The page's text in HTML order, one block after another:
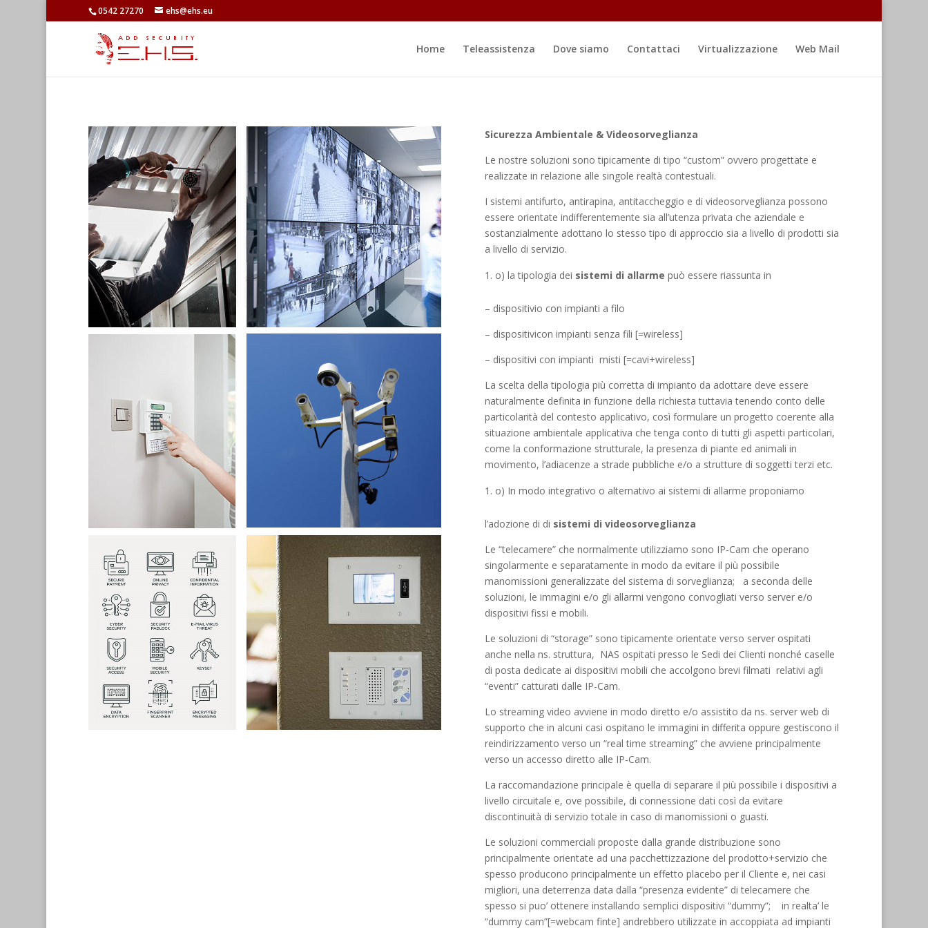
0542 27270 ehs@ehs.eu
Home Teleassistenza Dove siamo Contattaci Virtualizzazione Web Mail
Sicurezza Ambientale & Videosorveglianza
Le nostre soluzioni sono tipicamente di tipo “custom” ovvero progettate e
realizzate in relazione alle singole realtà contestuali.
I sistemi antifurto, antirapina, antitaccheggio e di videosorveglianza possono
essere orientate indifferentemente sia all’utenza privata che aziendale e
sostanzialmente adottano lo stesso tipo di approccio sia a livello di prodotti sia
a livello di servizio.
o) la tipologia dei sistemi di allarme può essere riassunta in
– dispositivio con impianti a filo
– dispositivicon impianti senza fili [=wireless]
– dispositivi con impianti misti [=cavi+wireless]
La scelta della tipologia più corretta di impianto da adottare deve essere
naturalmente definita in funzione della richiesta tuttavia tenendo conto delle
particolarità del contesto applicativo, così formulare un progetto coerente alla
situazione ambientale applicativa che tenga conto di tutti gli aspetti particolari,
come la conformazione strutturale, la presenza di piante ed animali in
movimento, l’adiacenze a strade pubbliche e/o a strutture di soggetti terzi etc.
o) In modo integrativo o alternativo ai sistemi di allarme proponiamo
l’adozione di di sistemi di videosorveglianza
Le “telecamere” che normalmente utilizziamo sono IP-Cam che operano
singolarmente e separatamente in modo da evitare il più possibile
manomissioni generalizzate del sistema di sorveglianza; a seconda delle
soluzioni, le immagini e/o gli allarmi vengono convogliati verso server e/o
dispositivi fissi e mobili.
Le soluzioni di “storage” sono tipicamente orientate verso server ospitati
anche nella ns. struttura, NAS ospitati presso le Sedi dei Clienti nonché caselle
di posta dedicate ai dispositivi mobili che accolgono brevi filmati relativi agli
“eventi” catturati dalle IP-Cam.
Lo streaming video avviene in modo diretto e/o assistito da ns. server web di
supporto che in alcuni casi ospitano le immagini in differita oppure gestiscono il
reindirizzamento verso un “real time streaming” che avviene principalmente
verso un accesso diretto alle IP-Cam.
La raccomandazione principale è quella di separare il più possibile i dispositivi a
livello circuitale e, ove possibile, di connessione dati così da evitare
discontinuità di servizio totale in caso di manomissioni o guasti.
Le soluzioni commerciali proposte dalla grande distribuzione sono
principalmente orientate ad una pacchettizzazione del prodotto+servizio che
spesso producono principalmente un effetto placebo per il Cliente e, nei casi
migliori, una deterrenza data dalla “presenza evidente” di telecamere che
spesso si puo’ ottenere installando semplici dispositivi “dummy”; in realta’ le
“dummy cam”[=webcam finte] andrebbero utilizzate in accoppiata ad impianti